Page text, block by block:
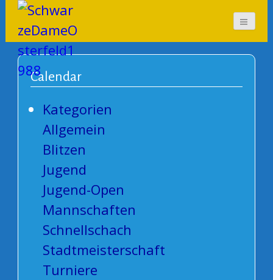
SchwarzeDameOsterf
eld1988
Calendar
Kategorien
Allgemein
Blitzen
Jugend
Jugend-Open
Mannschaften
Schnellschach
Stadtmeisterschaft
Turniere